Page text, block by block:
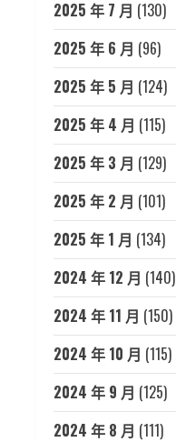
2025 年 7 月 (130)
2025 年 6 月 (96)
2025 年 5 月 (124)
2025 年 4 月 (115)
2025 年 3 月 (129)
2025 年 2 月 (101)
2025 年 1 月 (134)
2024 年 12 月 (140)
2024 年 11 月 (150)
2024 年 10 月 (115)
2024 年 9 月 (125)
2024 年 8 月 (111)